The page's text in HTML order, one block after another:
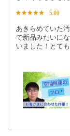
5.00
あきらめていた
で新品みたいに
いました！とて